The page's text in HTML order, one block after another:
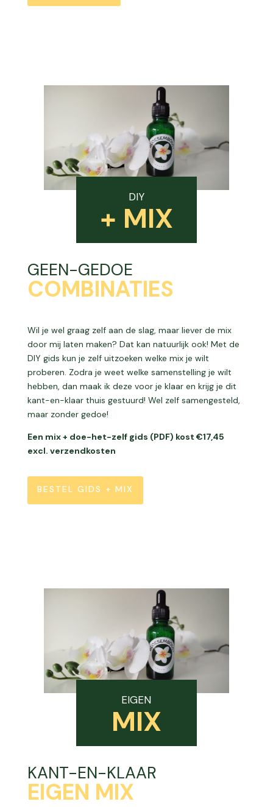
DIY
+ MIX
GEEN-GEDOE
COMBINATIES
Wil je wel graag zelf aan de slag, maar liever de mix
door mij laten maken? Dat kan natuurlijk ook! Met de
DIY gids kun je zelf uitzoeken welke mix je wilt
proberen. Zodra je weet welke samenstelling je wilt
hebben, dan maak ik deze voor je klaar en krijg je dit
kant-en-klaar thuis gestuurd! Wel zelf samengesteld,
maar zonder gedoe!
Een mix + doe-het-zelf gids (PDF) kost €17,45
excl. verzendkosten
BESTEL GIDS + MIX
EIGEN
MIX
KANT-EN-KLAAR
EIGEN MIX